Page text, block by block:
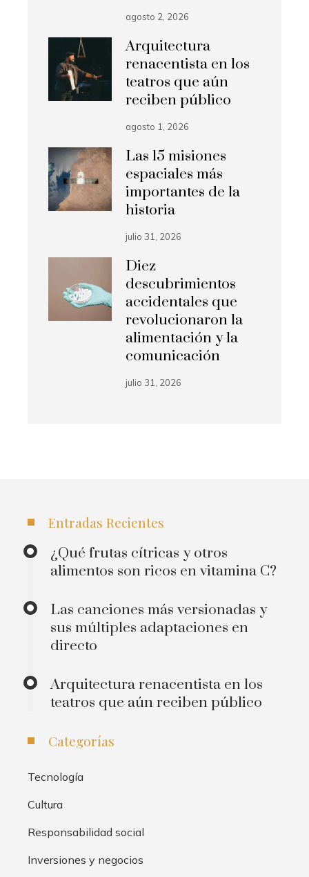
agosto 2, 2026
Arquitectura
renacentista en los
teatros que aún
reciben público
agosto 1, 2026
Las 15 misiones
espaciales más
importantes de la
historia
julio 31, 2026
Diez
descubrimientos
accidentales que
revolucionaron la
alimentación y la
comunicación
julio 31, 2026
Entradas Recientes
¿Qué frutas cítricas y otros
alimentos son ricos en vitamina C?
Las canciones más versionadas y
sus múltiples adaptaciones en
directo
Arquitectura renacentista en los
teatros que aún reciben público
Categorías
Tecnología
Cultura
Responsabilidad social
Inversiones y negocios